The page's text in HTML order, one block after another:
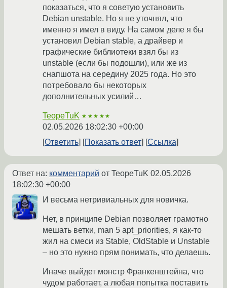
показаться, что я советую установить
Debian unstable. Но я не уточнял, что
именно я имел в виду. На самом деле я бы
установил Debian stable, а драйвер и
графические библиотеки взял бы из
unstable (если бы подошли), или же из
снапшота на середину 2025 года. Но это
потребовало бы некоторых
дополнительных усилий…
TeopeTuK ★★★★★
02.05.2026 18:02:30 +00:00
Ответить
Показать ответ Ссылка
Ответ на: комментарий от TeopeTuK 02.05.2026
18:02:30 +00:00
И весьма нетривиальных для новичка.
Нет, в принципе Debian позволяет грамотно
мешать ветки, man 5 apt_priorities, я как-то
жил на смеси из Stable, OldStable и Unstable
– но это нужно прям понимать, что делаешь.
Иначе выйдет монстр Франкенштейна, что
чудом работает, а любая попытка поставить